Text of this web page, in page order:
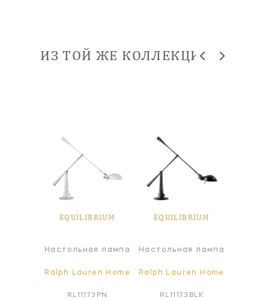
ИЗ ТОЙ ЖЕ КОЛЛЕКЦИИ
EQUILIBRIUM
Настольная лампа
Ralph Lauren Home
RL11173PN
EQUILIBRIUM
Настольная лампа
Ralph Lauren Home
RL11173BLK